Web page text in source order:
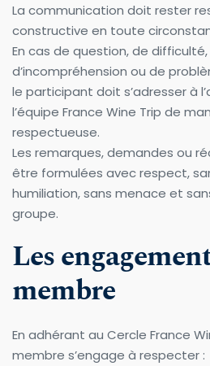
La communication doit rester
constructive en toute
En cas de question, de
d’incompréhension ou de
le participant doit s’adresser à
l’équipe France Wine Trip de
respectueuse.
Les remarques, demandes ou
être formulées avec respect,
humiliation, sans menace et
groupe.
Les
membre
En adhérant au Cercle France
membre s’engage à respecter :